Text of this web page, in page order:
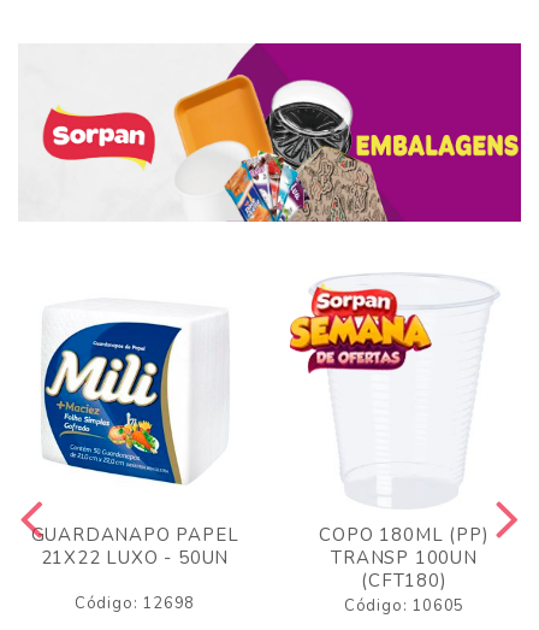
GUARDANAPO PAPEL
21X22 LUXO - 50UN
Código: 12698
COPO 180ML (PP)
TRANSP 100UN
(CFT180)
Código: 10605